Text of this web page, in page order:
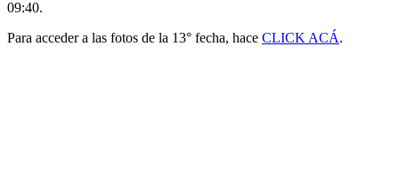
09:40.
Para acceder a las fotos de la 13° fecha, hace CLICK ACÁ.